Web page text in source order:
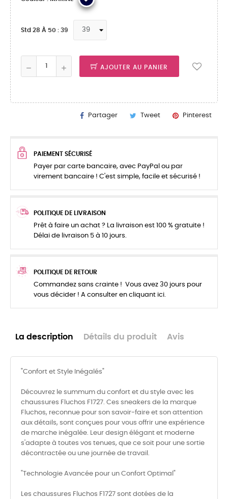
Std 28 À 50 : 39
AJOUTER AU PANIER
Partager Tweet Pinterest
PAIEMENT SÉCURISÉ
Payer par carte bancaire, avec PayPal ou par
virement bancaire ! C'est simple, facile et sécurisé !
POLITIQUE DE LIVRAISON
Prêt à faire un achat ? La livraison est 100 % gratuite !
Délai de livraison 5 à 10 jours.
POLITIQUE DE RETOUR
Commandez sans crainte ! Vous avez 30 jours pour
vous décider ! A consulter en cliquant ici.
La description Détails du produit Avis
"Confort et Style Inégalés"
Découvrez le summum du confort et du style avec les
chaussures Fluchos F1727. Ces sneakers de la marque
Fluchos, reconnue pour son savoir-faire et son attention
aux détails, sont conçues pour vous offrir une expérience
de marche inégalée. Leur design élégant et moderne
s'adapte à toutes vos tenues, que ce soit pour une sortie
décontractée ou une journée de travail.
"Technologie Avancée pour un Confort Optimal"
Les chaussures Fluchos F1727 sont dotées de la